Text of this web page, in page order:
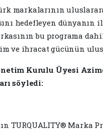
markalarının
hedefleyen
bu programa
ve ihracat gücünün
Kurulu Üyesi
söyledi:
TURQUALITY® Marka